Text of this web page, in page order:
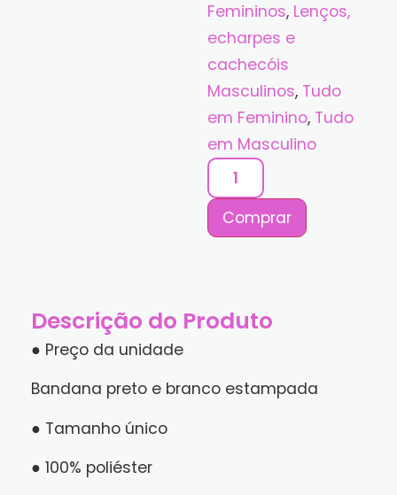
Femininos, Lenços,
echarpes e
cachecóis
Masculinos, Tudo
em Feminino, Tudo
em Masculino
Comprar
Descrição do Produto
● Preço da unidade
Bandana preto e branco estampada
● Tamanho único
● 100% poliéster